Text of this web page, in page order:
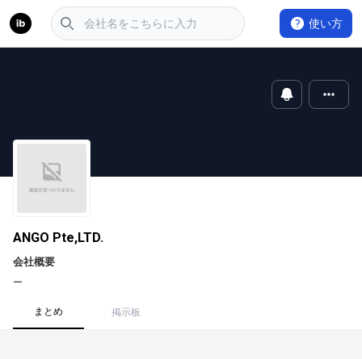
使い方
ANGO Pte,LTD.
会社概要
ー
まとめ 掲示板